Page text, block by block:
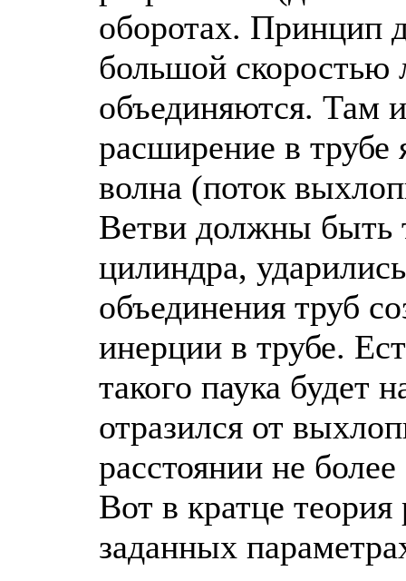
оборотах. Принцип
большой скоростью
объединяются. Там
расширение в трубе
волна (поток
Ветви должны быть
цилиндра,
объединения труб
инерции в трубе.
такого паука будет
отразился от
расстоянии не
Вот в кратце
заданных